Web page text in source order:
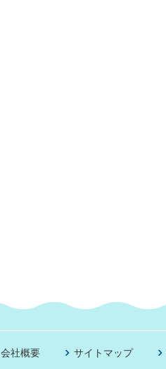
会社概要 サイトマップ